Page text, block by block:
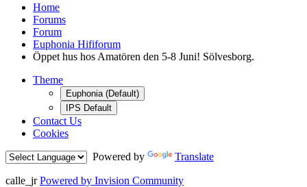
Home
Forums
Forum
Euphonia Hififorum
Öppet hus hos Amatören den 5-8 Juni! Sölvesborg.
Theme
Euphonia (Default)
IPS Default
Contact Us
Cookies
Powered by
Translate
calle_jr Powered by Invision Community